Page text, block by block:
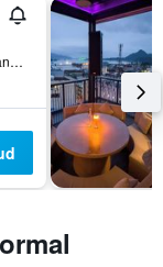
Brgy. 63 Corner Real Manga Sagkahan, Tacloban, Filipinene